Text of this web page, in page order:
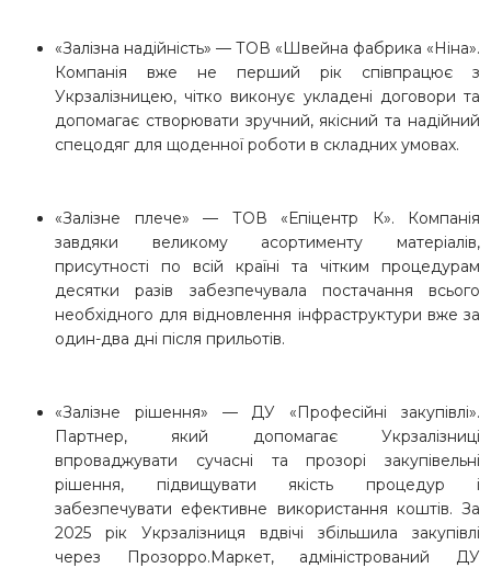
«Залізна надійність» — ТОВ «Швейна фабрика «Ніна».
Компанія вже не перший рік співпрацює з
Укрзалізницею, чітко виконує укладені договори та
допомагає створювати зручний, якісний та надійний
спецодяг для щоденної роботи в складних умовах.
«Залізне плече» — ТОВ «Епіцентр К». Компанія
завдяки великому асортименту матеріалів,
присутності по всій країні та чітким процедурам
десятки разів забезпечувала постачання всього
необхідного для відновлення інфраструктури вже за
один-два дні після прильотів.
«Залізне рішення» — ДУ «Професійні закупівлі».
Партнер, який допомагає Укрзалізниці
впроваджувати сучасні та прозорі закупівельні
рішення, підвищувати якість процедур і
забезпечувати ефективне використання коштів. За
2025 рік Укрзалізниця вдвічі збільшила закупівлі
через Прозорро.Маркет, адміністрований ДУ